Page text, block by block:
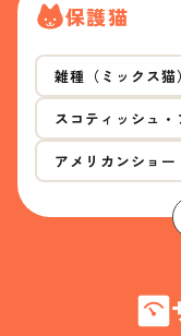
保護猫
雑種（ミックス猫）
スコティッシュ・
アメリカンショー